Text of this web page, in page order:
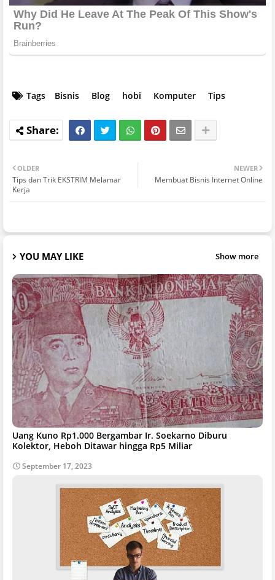
Tags Bisnis Blog hobi Komputer Tips
NEWER
Membuat Bisnis Internet Online
OLDER
Tips dan Trik EKSTRIM Melamar
Kerja
YOU MAY LIKE Show more
Uang Kuno Rp1.000 Bergambar Ir. Soekarno Diburu
Kolektor, Heboh Ditawar hingga Rp5 Miliar
September 17, 2023